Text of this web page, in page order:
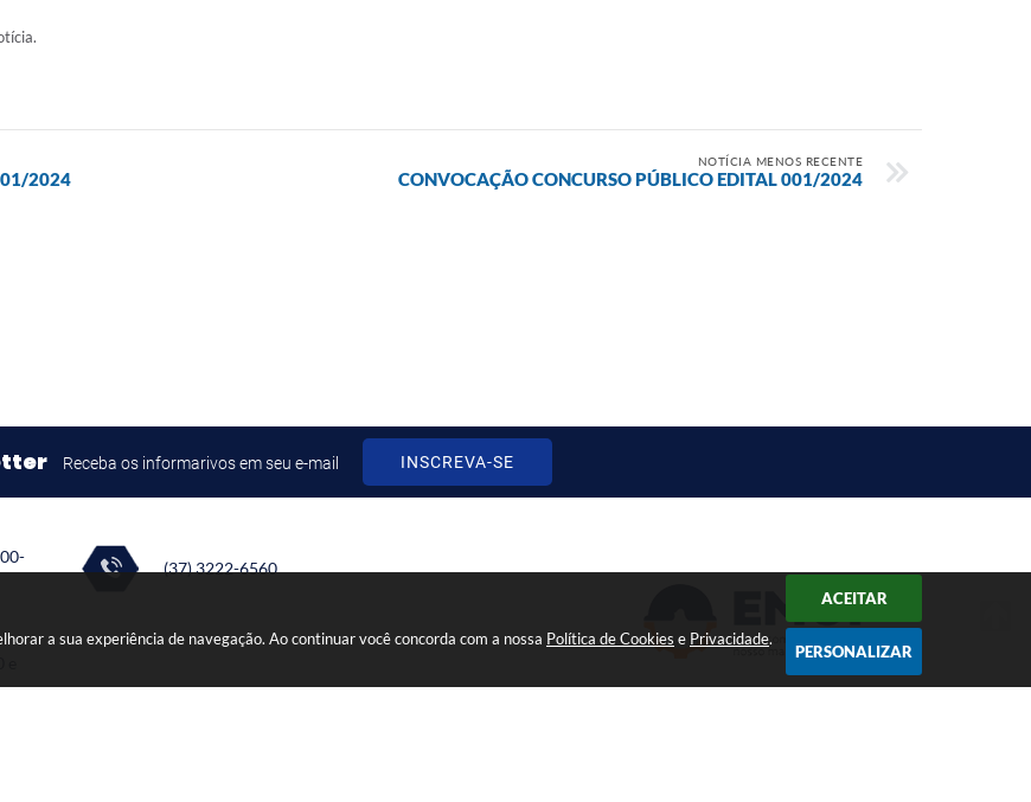
a sua experiência de navegação. Ao continuar você concorda com a nossa Política de Cookies e Privacidade.
ACEITAR
PERSONALIZAR
2024
NOTÍCIA MENOS RECENTE
CONVOCAÇÃO CONCURSO PÚBLICO EDITAL 001/2024
Receba os informarivos em seu e-mail INSCREVA-SE
(37) 3222-6560